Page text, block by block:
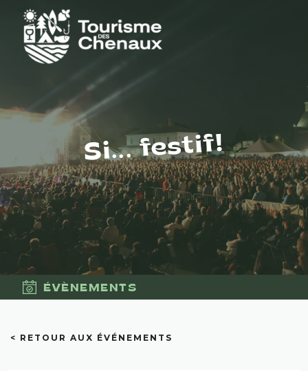
Si... festif!
ÉVÈNEMENTS
< RETOUR AUX ÉVÉNEMENTS